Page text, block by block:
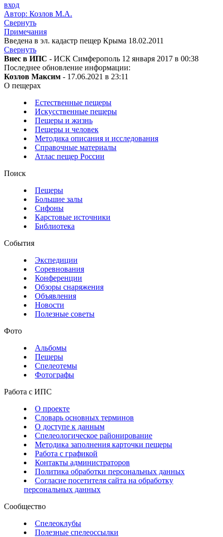
вход
Автор: Козлов М.А.
Свернуть
Примечания
Введена в эл. кадастр пещер Крыма 18.02.2011
Свернуть
Внес в ИПС - ИСК Симферополь 12 января 2017 в 00:38
Последнее обновление информации:
Козлов Максим - 17.06.2021 в 23:11
О пещерах
Естественные пещеры
Искусственные пещеры
Пещеры и жизнь
Пещеры и человек
Методика описания и исследования
Справочные материалы
Атлас пещер России
Поиск
Пещеры
Большие залы
Сифоны
Карстовые источники
Библиотека
События
Экспедиции
Соревнования
Конференции
Обзоры снаряжения
Объявления
Новости
Полезные советы
Фото
Альбомы
Пещеры
Спелеотемы
Фотографы
Работа с ИПС
О проекте
Словарь основных терминов
О доступе к данным
Спелеологическое районирование
Методика заполнения карточки пещеры
Работа с графикой
Контакты администраторов
Политика обработки персональных данных
Согласие посетителя сайта на обработку
персональных данных
Сообщество
Спелеоклубы
Полезные спелеоссылки